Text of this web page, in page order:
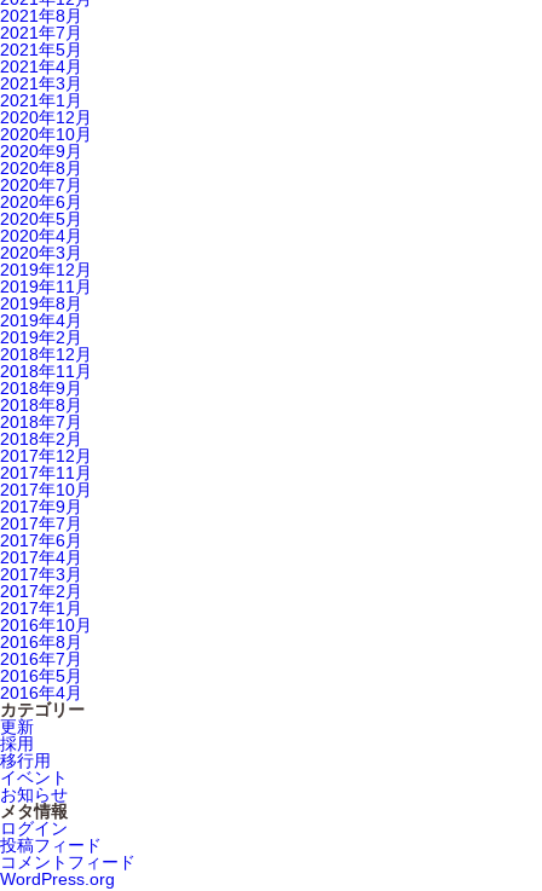
2021年8月
2021年7月
2021年5月
2021年4月
2021年3月
2021年1月
2020年12月
2020年10月
2020年9月
2020年8月
2020年7月
2020年6月
2020年5月
2020年4月
2020年3月
2019年12月
2019年11月
2019年8月
2019年4月
2019年2月
2018年12月
2018年11月
2018年9月
2018年8月
2018年7月
2018年2月
2017年12月
2017年11月
2017年10月
2017年9月
2017年7月
2017年6月
2017年4月
2017年3月
2017年2月
2017年1月
2016年10月
2016年8月
2016年7月
2016年5月
2016年4月
カテゴリー
更新
採用
移行用
イベント
お知らせ
メタ情報
ログイン
投稿フィード
コメントフィード
WordPress.org